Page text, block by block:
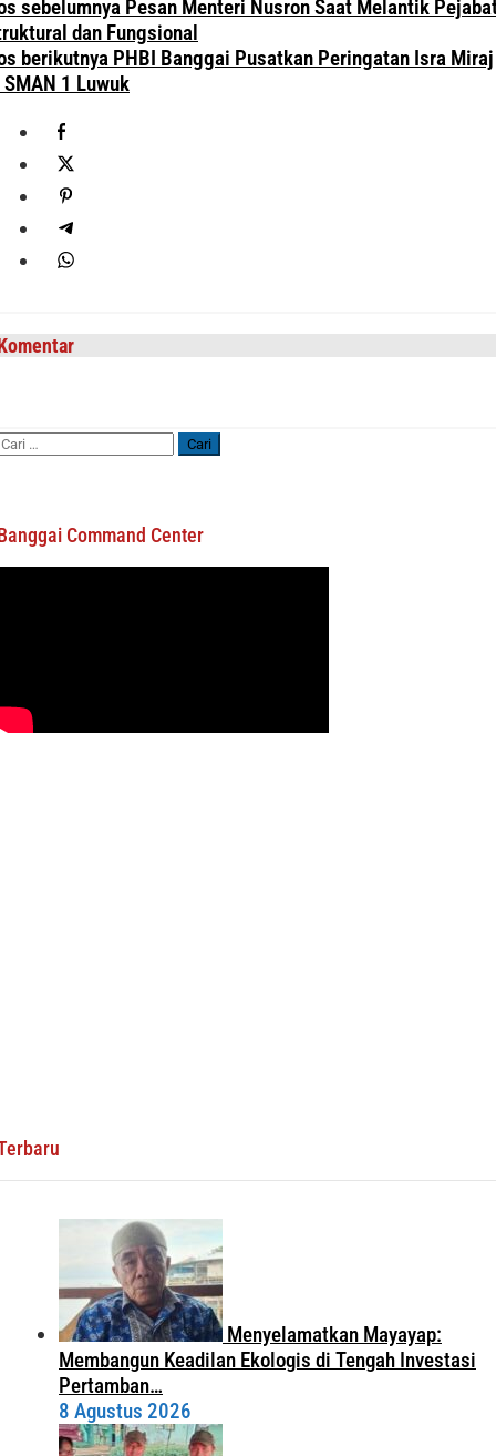
sebelumnya Pesan Menteri Nusron Saat Melantik
dan Fungsional
berikutnya PHBI Banggai Pusatkan Peringatan Isra Miraj
1 Luwuk
Command Center
Menyelamatkan Mayayap:
Membangun Keadilan Ekologis di Tengah Investasi
Pertamban…
8 Agustus 2026